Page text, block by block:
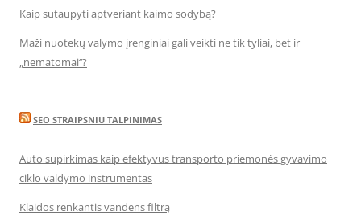
Kaip sutaupyti aptveriant kaimo sodybą?
Maži nuotekų valymo įrenginiai gali veikti ne tik tyliai, bet ir
„nematomai‘‘?
SEO STRAIPSNIU TALPINIMAS
Auto supirkimas kaip efektyvus transporto priemonės gyvavimo
ciklo valdymo instrumentas
Klaidos renkantis vandens filtrą